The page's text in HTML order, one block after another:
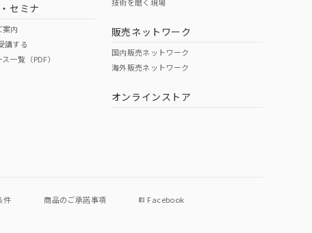
セミナ
案内
講する
一覧（PDF）
販売ネットワーク
国内販売ネットワーク
海外販売ネットワーク
オンラインストア
件 商品のご承諾事項 Facebook